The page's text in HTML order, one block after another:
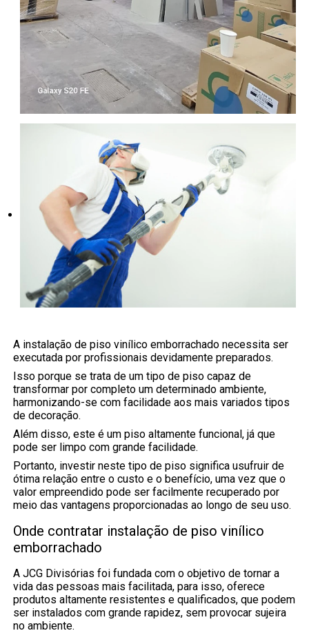
A instalação de piso vinílico emborrachado necessita ser
executada por profissionais devidamente preparados.
Isso porque se trata de um tipo de piso capaz de
transformar por completo um determinado ambiente,
harmonizando-se com facilidade aos mais variados tipos
de decoração.
Além disso, este é um piso altamente funcional, já que
pode ser limpo com grande facilidade.
Portanto, investir neste tipo de piso significa usufruir de
ótima relação entre o custo e o benefício, uma vez que o
valor empreendido pode ser facilmente recuperado por
meio das vantagens proporcionadas ao longo de seu uso.
Onde contratar instalação de piso vinílico
emborrachado
A JCG Divisórias foi fundada com o objetivo de tornar a
vida das pessoas mais facilitada, para isso, oferece
produtos altamente resistentes e qualificados, que podem
ser instalados com grande rapidez, sem provocar sujeira
no ambiente.